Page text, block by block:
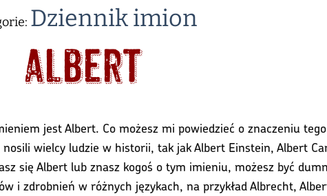
Dziennik imion
Albert
jest Albert. Co możesz mi powiedzieć o znaczeniu
wielcy ludzie w historii, tak jak Albert Einstein, Albert
się Albert lub znasz kogoś o tym imieniu, możesz być
i zdrobnień w różnych językach, na przykład Albrecht,